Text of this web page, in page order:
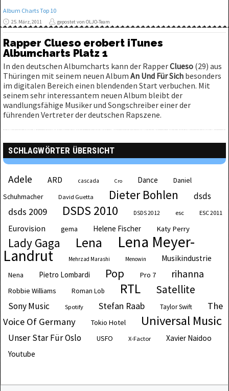
Album Charts Top 10
25. März, 2011 gepostet von OLJO-Team
Rapper Clueso erobert iTunes
Albumcharts Platz 1
In den deutschen Albumcharts kann der RapperClueso (29) aus
Thüringen mit seinem neuen AlbumAn Und Für Sich besonders
im digitalen Bereich einen blendenden Start verbuchen. Mit
seinem sehr interessantem neuen Album bleibt der
wandlungsfähige Musiker und Songschreiber einer der
führenden Vertreter der deutschen Rapszene.
SCHLAGWÖRTER ÜBERSICHT
Adele ARD cascada Cro Dance
Daniel
Schuhmacher
David Guetta Dieter Bohlen dsds
dsds 2009 DSDS 2010 DSDS 2012 esc ESC 2011
Eurovision gema Helene Fischer Katy Perry
Lady Gaga Lena Lena Meyer-
Landrut Mehrzad Marashi Menowin Musikindustrie
Nena Pietro Lombardi Pop Pro 7 rihanna
Robbie Williams Roman Lob RTL Satellite
Sony Music Spotify Stefan Raab Taylor Swift
The
Voice Of Germany
Tokio Hotel Universal Music
Unser Star Für Oslo USFO X-Factor
Xavier Naidoo
Youtube